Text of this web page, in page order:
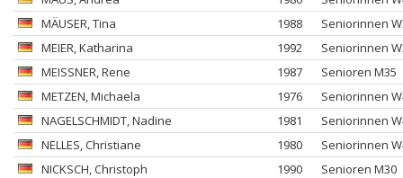
MÄUSER, Tina 1988
Seniorinnen
MEIER, Katharina 1992
Seniorinnen
MEISSNER , Rene 1987
Senioren M35
METZEN, Michaela 1976
Seniorinnen
NAGELSCHMIDT, Nadine 1981
Seniorinnen
NELLES, Christiane 1980
Seniorinnen
NICKSCH, Christoph 1990
Senioren M30